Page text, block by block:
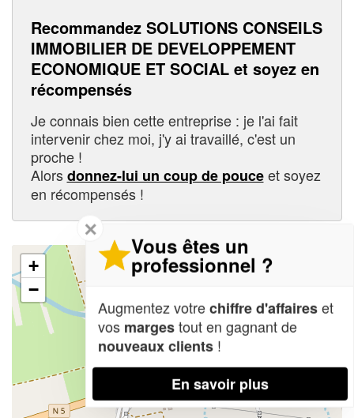
Recommandez SOLUTIONS CONSEILS
IMMOBILIER DE DEVELOPPEMENT
ECONOMIQUE ET SOCIAL et soyez en
récompensés
Je connais bien cette entreprise : je l'ai fait
intervenir chez moi, j'y ai travaillé, c'est un
proche !
Alorsdonnez-lui un coup de pouceet soyez
en récompensés !
+
−
✕
Vous êtes un
professionnel ?
Augmentez votrechiffre d'affaireset
vos margestout en gagnant de
nouveaux clients !
En savoir plus